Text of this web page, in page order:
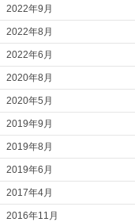
2022年9月
2022年8月
2022年6月
2020年8月
2020年5月
2019年9月
2019年8月
2019年6月
2017年4月
2016年11月